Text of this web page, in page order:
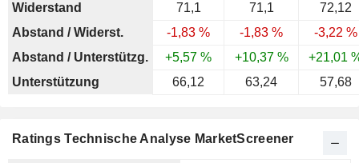
Widerstand
71,1 71,1
72,12
Abstand / Widerst.
-1,83 % -1,83 %
-3,22 %
Abstand / Unterstützg.
+5,57 % +10,37 %
+21,01
Unterstützung
66,12 63,24 57,68
Ratings Technische Analyse MarketScreener